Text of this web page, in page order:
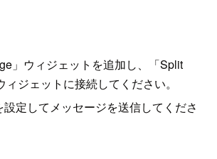
」ウィジェットを追加し、「Split
ィジェットに接続してください。
設定してメッセージを送信してくださ